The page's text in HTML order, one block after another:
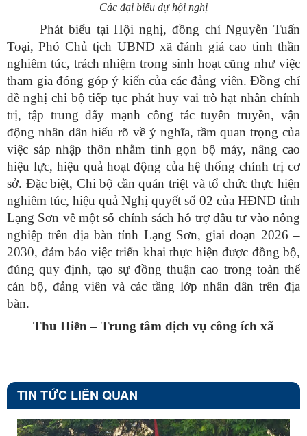
Các đại biểu dự hội nghị
Phát biểu tại Hội nghị, đồng chí Nguyễn Tuấn
Toại, Phó Chủ tịch UBND xã đánh giá cao tinh thần
nghiêm túc, trách nhiệm trong sinh hoạt cũng như việc
tham gia đóng góp ý kiến của các đảng viên. Đồng chí
đề nghị chi bộ tiếp tục phát huy vai trò hạt nhân chính
trị, tập trung đẩy mạnh công tác tuyên truyền, vận
động nhân dân hiểu rõ về ý nghĩa, tầm quan trọng của
việc sáp nhập thôn nhằm tinh gọn bộ máy, nâng cao
hiệu lực, hiệu quả hoạt động của hệ thống chính trị cơ
sở. Đặc biệt, Chi bộ cần quán triệt và tổ chức thực hiện
nghiêm túc, hiệu quả Nghị quyết số 02 của HĐND tỉnh
Lạng Sơn về một số chính sách hỗ trợ đầu tư vào nông
nghiệp trên địa bàn tỉnh Lạng Sơn, giai đoạn 2026 –
2030, đảm bảo việc triển khai thực hiện được đồng bộ,
đúng quy định, tạo sự đồng thuận cao trong toàn thể
cán bộ, đảng viên và các tầng lớp nhân dân trên địa
bàn.
Thu Hiền – Trung tâm dịch vụ công ích xã
TIN TỨC LIÊN QUAN